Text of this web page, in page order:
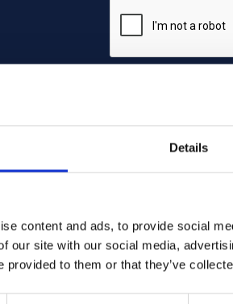
Details
content and ads, to provide social
our site with our social media,
provided to them or that they’ve